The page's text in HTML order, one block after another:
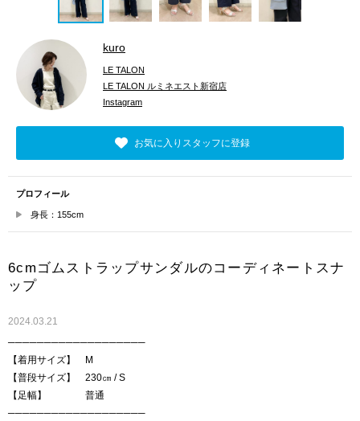
kuro
LE TALON
LE TALON ルミネエスト新宿店
Instagram
お気に入りスタッフに登録
プロフィール
身長：155cm
6cmゴムストラップサンダルのコーディネートスナ
ップ
2024.03.21
───────────────────
【着用サイズ】 M
【普段サイズ】 230㎝ / S
【足幅】 普通
───────────────────